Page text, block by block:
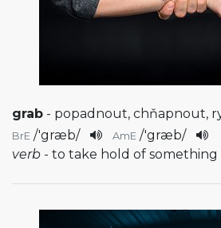
grab - popadnout, chňapnout,
BrE /'græb/ AmE /'græb/
verb - to take hold of